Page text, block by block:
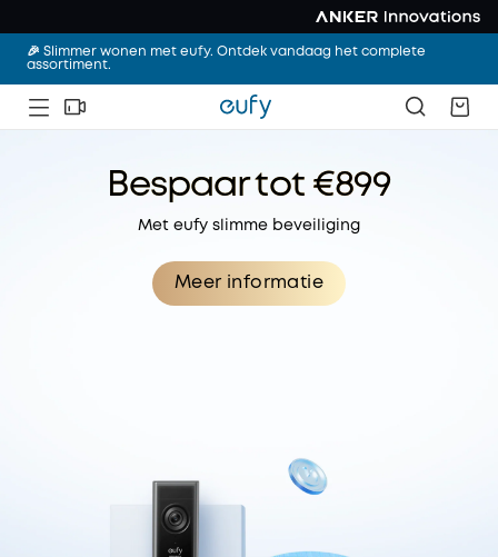
🎉 Slimmer wonen met eufy. Ontdek vandaag het complete
assortiment.
Bespaar tot €899
Met eufy slimme beveiliging
Meer informatie